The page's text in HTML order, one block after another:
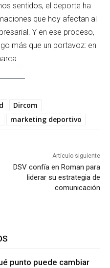
sentidos, el deporte ha
que hoy afectan al
Y en ese proceso,
más que un portavoz: en
Dircom
marketing deportivo
Artículo siguiente
DSV confía en Roman para
liderar su estrategia de
comunicación
punto puede cambiar